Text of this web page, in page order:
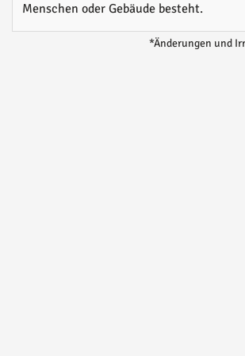
Menschen oder Gebäude besteht.
*Änderungen und